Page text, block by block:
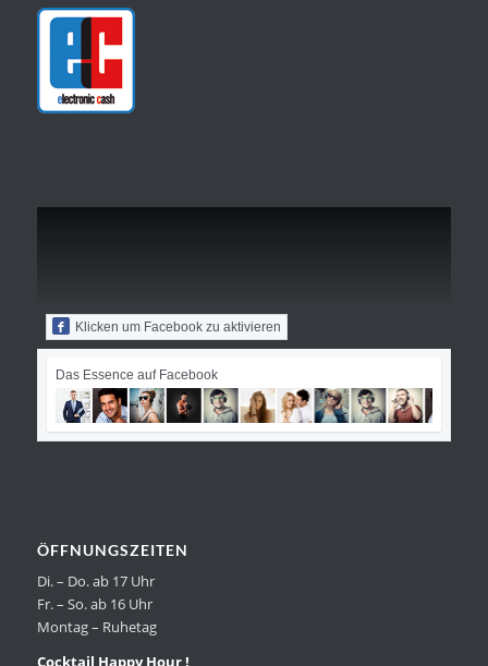
Klicken um Facebook zu aktivieren
Das Essence auf Facebook
ÖFFNUNGSZEITEN
Di. – Do. ab 17 Uhr
Fr. – So. ab 16 Uhr
Montag – Ruhetag
Cocktail Happy Hour !